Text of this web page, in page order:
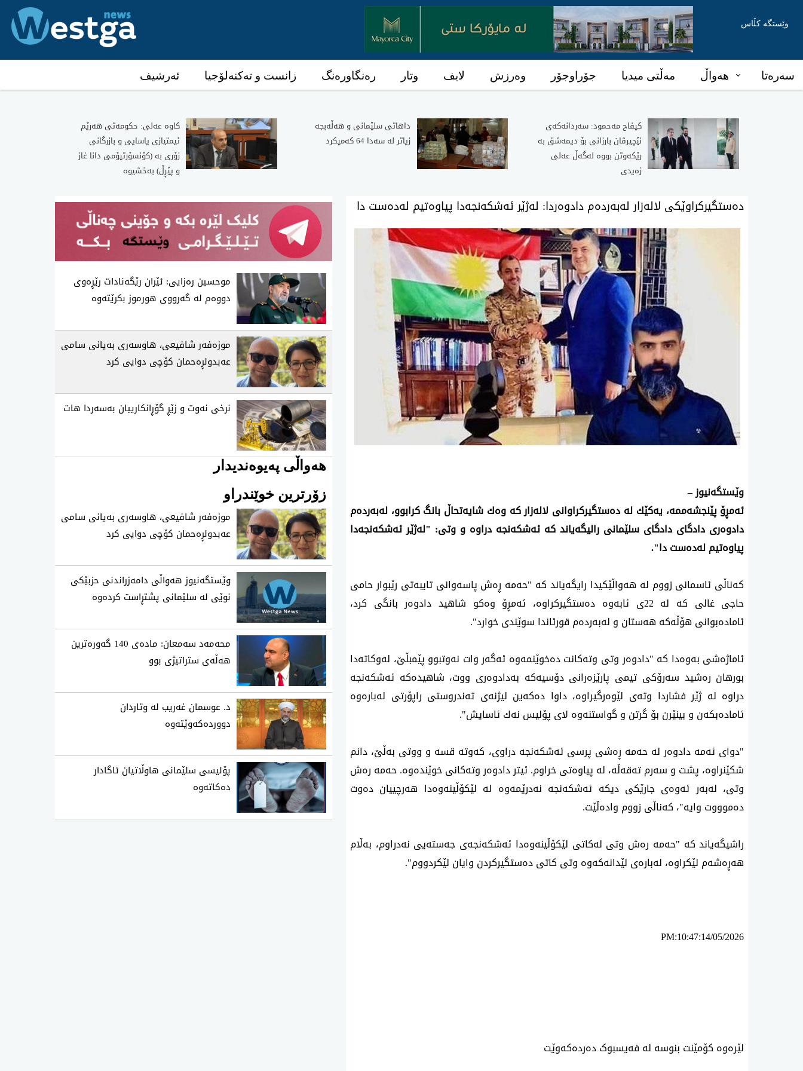
وێستگە کڵاس
سەرەتا هەواڵ مەڵتی میدیا جۆراوجۆر وەرزش لایف وتار رەنگاورەنگ زانست و تەکنەلۆجیا ئەرشیف
كیفاح مه‌حمود: سه‌ردانه‌كه‌ی
نێچیرڤان بارزانی بۆ دیمه‌شق به‌
رێكه‌وتن بووه‌ له‌گه‌ڵ عه‌لی
زه‌یدی
داهاتی سلێمانی و هه‌ڵه‌بجه‌
زیاتر له‌ سه‌دا 64 كه‌میكرد
كاوه‌ عه‌لی‌: حكومه‌تی‌ هه‌رێم
ئیمتیازی یاسایی و بازرگانی
زۆری به‌ (كۆنسۆرتیۆمی دانا غاز
و پێڕڵ) به‌خشیوه‌
ده‌ستگیركراوێكی لالەزار له‌به‌رده‌م دادوه‌ردا: له‌ژێر ئه‌شكه‌نجه‌دا پیاوه‌تیم له‌ده‌ست دا
وێستگه‌نیوز –
ئه‌مڕۆ پێنجشه‌ممه‌، یه‌كێك له‌ ده‌ستگیركراوانی‌ لاله‌زار كه‌ وه‌ك شایه‌تحاڵ‌ بانگ كرابوو، له‌به‌رده‌م
دادوه‌ری دادگای‌ دادگای سلێمانی رالیگه‌یاند كه‌ ئه‌شكه‌نجه‌ دراوه‌ و وتی‌: "له‌ژێر ئه‌شكه‌نجه‌دا
پیاوه‌تیم له‌ده‌ست دا".
كه‌ناڵی‌ ئاسمانی‌ زووم له‌ هه‌واڵێكیدا رایگه‌یاند كه‌ "حه‌مه‌ ڕه‌ش پاسه‌وانی تایبه‌تی رێبوار حامی
حاجی غالی كه‌ له‌ 22ی ئابه‌وه‌ ده‌ستگیركراوه‌، ئه‌مڕۆ وه‌كو شاهید دادوه‌ر بانگی كرد،
ئاماده‌بوانی هۆڵه‌كه‌ هه‌ستان و له‌به‌رده‌م قورئاندا سوێندی خوارد".
ئاماژه‌شی‌ به‌وه‌دا كه‌ "دادوه‌ر وتی وته‌كانت ده‌خوێنمه‌وه‌ ئه‌گه‌ر وات نه‌وتبوو پێمبڵێ، له‌وكاته‌دا
بورهان ره‌شید سه‌رۆكی تیمی پارێزه‌رانی دۆسیه‌كه‌ به‌دادوه‌ری ووت، شاهیده‌كه‌ ئه‌شكه‌نجه‌
دراوه‌ له‌ ژێر فشاردا وته‌ی لێوه‌رگیراوه‌، داوا ده‌كه‌ین لیژنه‌ی ته‌ندروستی راپۆرتی له‌باره‌وه‌
ئاماده‌بكه‌ن و بینێرن بۆ گرتن و گواستنه‌وه‌ لای پۆلیس نه‌ك ئاسایش".
"دوای ئه‌مه‌ دادوه‌ر له‌ حه‌مه‌ ڕه‌شی پرسی ئه‌شكه‌نجه‌ دراوی، كه‌وته‌ قسه‌ و ووتی به‌ڵێ، دانم
شكێنراوه‌، پشت و سه‌رم ته‌قه‌ڵه‌، له‌ پیاوه‌تی خراوم. ئیتر دادوه‌ر وته‌كانی خوێنده‌وه‌. حه‌مه‌ ره‌ش
وتی، له‌به‌ر ئه‌وه‌ی جارێكی دیكه‌ ئه‌شكه‌نجه‌ نه‌درێمه‌وه‌ له‌ لێكۆڵینه‌وه‌دا هه‌رچییان ده‌وت
ده‌موووت وایه‌"، كه‌ناڵی‌ زووم واده‌ڵێت.
راشیگه‌یاند كه‌ "حه‌مه‌ ره‌ش وتی له‌كاتی لێكۆڵینه‌وه‌دا ئه‌شكه‌نجه‌ی جه‌سته‌یی نه‌دراوم، به‌ڵام
هه‌ڕه‌شه‌م لێكراوه‌، له‌باره‌ی لێدانه‌كه‌وه‌ وتی كاتی ده‌ستگیركردن وایان لێكردووم".
PM:10:47:14/05/2026
لێرەوە کۆمێنت بنوسە لە فەیسبوک دەردەکەوێت
موحسین ره‌زایی: ئێران رێگه‌نادات رێڕه‌وی
دووه‌م له‌ گه‌رووی هورموز بكرێته‌وه‌
موزه‌فه‌ر شافیعی، هاوسه‌ری به‌یانی سامی
عه‌بدولڕه‌حمان كۆچی‌ دوایی كرد
نرخی نه‌وت و زێڕ گۆڕانكارییان به‌سه‌ردا هات
هەواڵی پەیوەندیدار
زۆرترین خوێندراو
موزه‌فه‌ر شافیعی، هاوسه‌ری به‌یانی سامی
عه‌بدولڕه‌حمان كۆچی‌ دوایی كرد
وێستگەنیوز هەواڵی دامەزراندنی حزبێکی
نوێی لە سلێمانی پشتڕاست کردەوە
محه‌مه‌د سه‌معان: ماده‌ی 140 گه‌وره‌ترین
هه‌ڵه‌ی ستراتیژی‌ بوو
د. عوسمان غەریب لە وتاردان
دووردەکەوێتەوە
پۆلیسی سلێمانی هاوڵاتیان ئاگادار
ده‌كاته‌وه‌